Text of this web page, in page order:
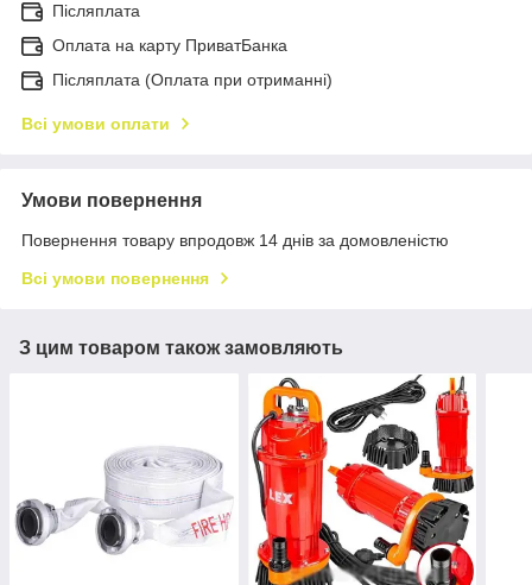
Післяплата
Оплата на карту ПриватБанка
Післяплата (Оплата при отриманні)
Всі умови оплати
Умови повернення
Повернення товару впродовж 14 днів за домовленістю
Всі умови повернення
З цим товаром також замовляють